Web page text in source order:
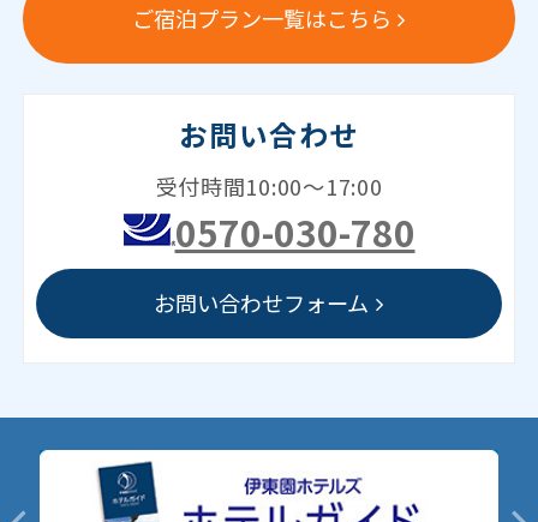
ご宿泊プラン一覧はこちら
お問い合わせ
受付時間10:00～17:00
0570-030-780
お問い合わせフォーム